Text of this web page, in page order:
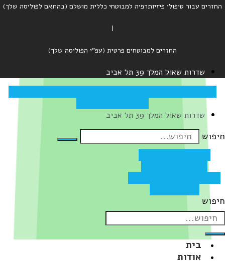
עבור טיפולי פיזיותרפיה למבוטחי כללית מושלם (בהתאם לפוליסה שלך)
החזרים למבוטחים פרטית (עפ"י הפוליסה שלך)
שדרות שאול המלך 39 תל אביב
שדרות שאול המלך 39 תל אביב
בית
אודות